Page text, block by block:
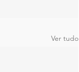
Ver tudo